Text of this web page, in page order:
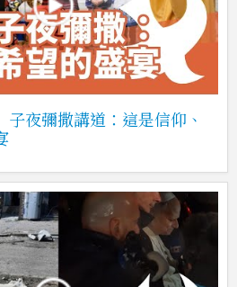
子夜彌撒講道：這是信仰、